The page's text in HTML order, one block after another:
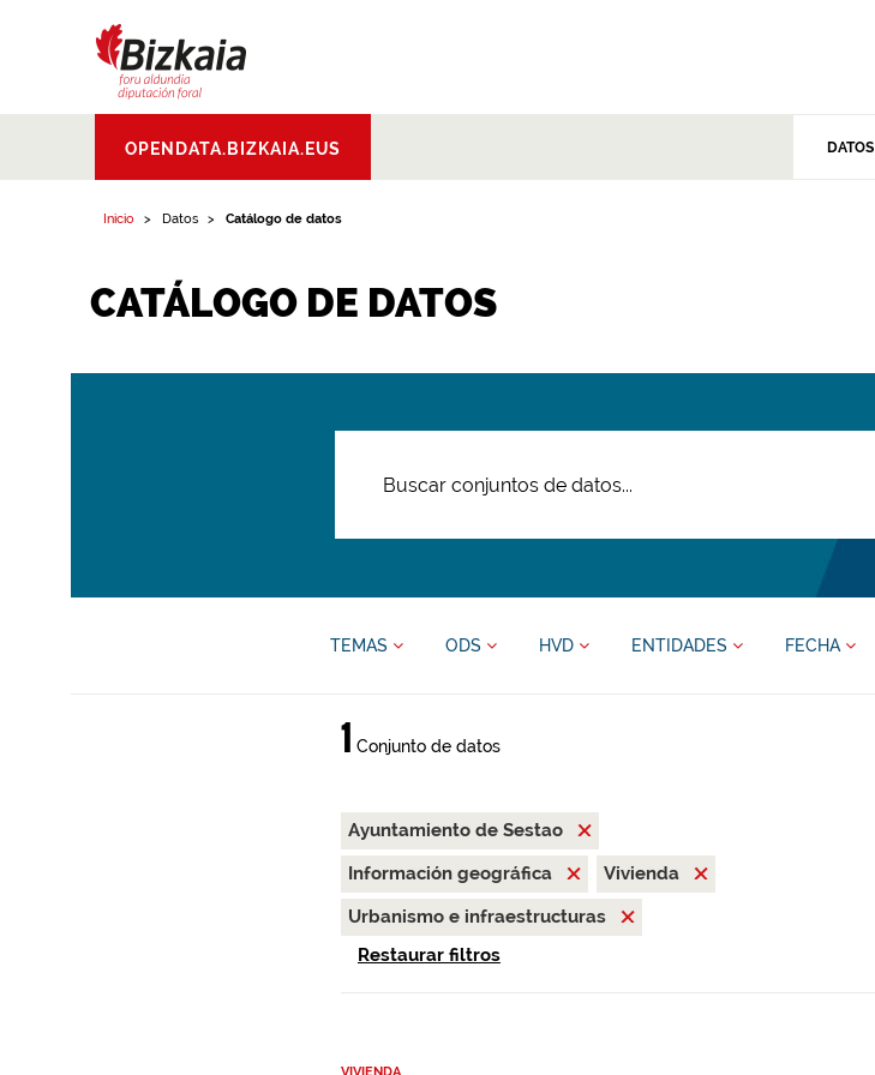
Aldundia.Diputacion
Foral de Bizkaia
OPENDATA.BIZKAIA.EUS DATOS
Inicio Datos Catálogo de datos
CATÁLOGO DE DATOS
TEMAS ODS HVD ENTIDADES FECHA
1 Conjunto de datos
Ayuntamiento de Sestao
Información geográfica
Vivienda
Urbanismo e infraestructuras
Restaurar filtros